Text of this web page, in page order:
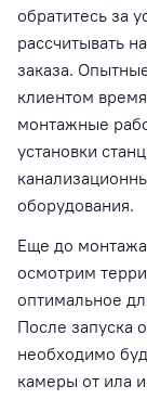
обратитесь за
рассчитывать
заказа.
клиентом
монтажные
установки
оборудования.
Еще до
осмотрим
оптимальное
После запуска
необходимо
камеры от ила